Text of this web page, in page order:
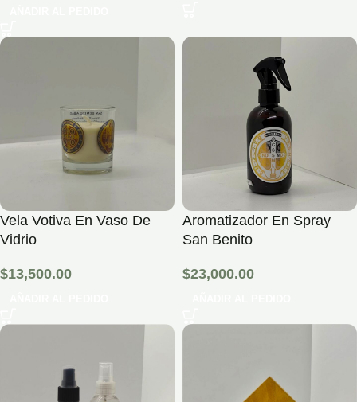
Vela Votiva En Vaso De
Vidrio
$13,500.00
Aromatizador En Spray
San Benito
$23,000.00